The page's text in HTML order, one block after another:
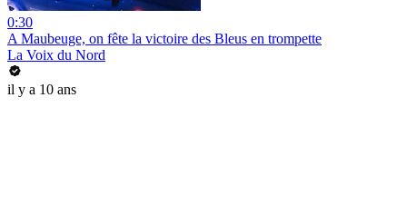
0:30
A Maubeuge, on fête la victoire des Bleus en trompette
La Voix du Nord
il y a 10 ans